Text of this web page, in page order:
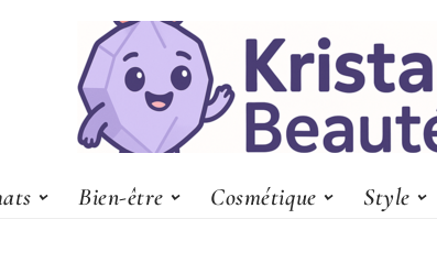
Bien-être Cosmétique Style